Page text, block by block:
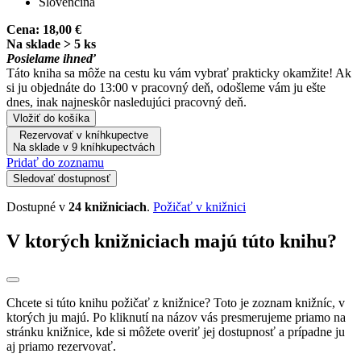
Cena: 18,00 €
Na sklade > 5 ks
Posielame ihneď
Táto kniha sa môže na cestu ku vám vybrať prakticky okamžite! Ak
si ju objednáte do 13:00 v pracovný deň, odošleme vám ju ešte
dnes, inak najneskôr nasledujúci pracovný deň.
Vložiť do košíka
Rezervovať v kníhkupectve
Na sklade v 9 kníhkupectvách
Pridať do zoznamu
Sledovať dostupnosť
Dostupné v 24 knižniciach. Požičať v knižnici
V ktorých knižniciach majú túto knihu?
Chcete si túto knihu požičať z knižnice? Toto je zoznam knižníc, v
ktorých ju majú. Po kliknutí na názov vás presmerujeme priamo na
stránku knižnice, kde si môžete overiť jej dostupnosť a prípadne ju
aj priamo rezervovať.